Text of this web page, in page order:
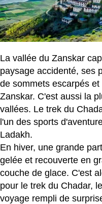
La vallée du Zanskar
paysage accidenté, ses
de sommets escarpés
Zanskar. C'est aussi la
vallées. Le trek du
l'un des sports
Ladakh.
En hiver, une grande
gelée et recouverte en
couche de glace. C'est
pour le trek du Chadar,
voyage rempli de